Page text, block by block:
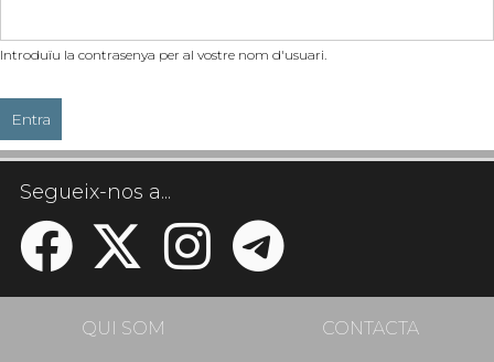
Introduïu la contrasenya per al vostre nom d'usuari.
Segueix-nos a...
QUI SOM CONTACTA